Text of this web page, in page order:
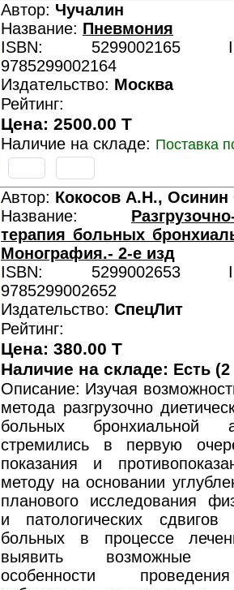
Автор: Чучалин
Название: Пневмония
ISBN: 5299002165
9785299002164
Издательство: Москва
Рейтинг:
Цена: 2500.00 T
Наличие на складе: Поставка
Автор: Кокосов А.Н., Осинин
Название:
терапия больных
Монография.- 2-е изд
ISBN: 5299002653
9785299002652
Издательство: СпецЛит
Рейтинг:
Цена: 380.00 T
Наличие на складе: Есть
Описание: Изучая
метода разгрузочно
больных бронхиальной
стремились в первую
показания и
методу на основании
планового исследования
и патологических
больных в процессе
выявить возможные
особенности